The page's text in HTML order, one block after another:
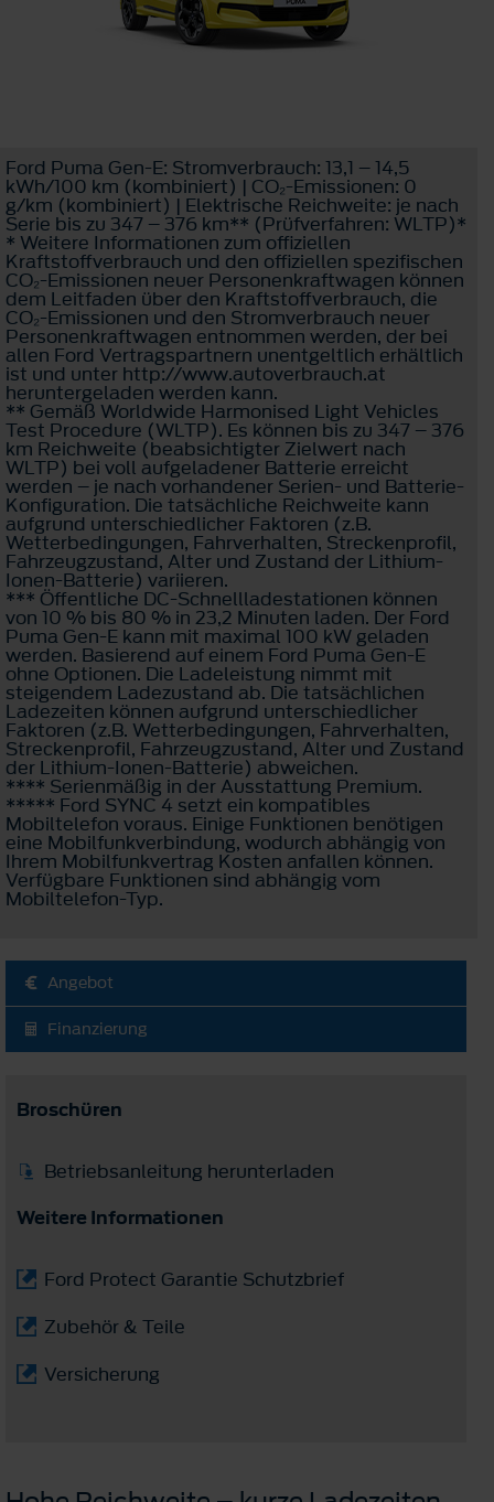
Ford Puma Gen-E: Stromverbrauch: 13,1 – 14,5
kWh/100 km (kombiniert) | CO₂-Emissionen: 0
g/km (kombiniert) | Elektrische Reichweite: je nach
Serie bis zu 347 – 376 km** (Prüfverfahren: WLTP)*
* Weitere Informationen zum offiziellen
Kraftstoffverbrauch und den offiziellen spezifischen
CO₂-Emissionen neuer Personenkraftwagen können
dem Leitfaden über den Kraftstoffverbrauch, die
CO₂-Emissionen und den Stromverbrauch neuer
Personenkraftwagen entnommen werden, der bei
allen Ford Vertragspartnern unentgeltlich erhältlich
ist und unter http://www.autoverbrauch.at
heruntergeladen werden kann.
** Gemäß Worldwide Harmonised Light Vehicles
Test Procedure (WLTP). Es können bis zu 347 – 376
km Reichweite (beabsichtigter Zielwert nach
WLTP) bei voll aufgeladener Batterie erreicht
werden – je nach vorhandener Serien- und Batterie-
Konfiguration. Die tatsächliche Reichweite kann
aufgrund unterschiedlicher Faktoren (z.B.
Wetterbedingungen, Fahrverhalten, Streckenprofil,
Fahrzeugzustand, Alter und Zustand der Lithium-
Ionen-Batterie) variieren.
*** Öffentliche DC-Schnellladestationen können
von 10 % bis 80 % in 23,2 Minuten laden. Der Ford
Puma Gen-E kann mit maximal 100 kW geladen
werden. Basierend auf einem Ford Puma Gen-E
ohne Optionen. Die Ladeleistung nimmt mit
steigendem Ladezustand ab. Die tatsächlichen
Ladezeiten können aufgrund unterschiedlicher
Faktoren (z.B. Wetterbedingungen, Fahrverhalten,
Streckenprofil, Fahrzeugzustand, Alter und Zustand
der Lithium-Ionen-Batterie) abweichen.
**** Serienmäßig in der Ausstattung Premium.
***** Ford SYNC 4 setzt ein kompatibles
Mobiltelefon voraus. Einige Funktionen benötigen
eine Mobilfunkverbindung, wodurch abhängig von
Ihrem Mobilfunkvertrag Kosten anfallen können.
Verfügbare Funktionen sind abhängig vom
Mobiltelefon-Typ.
Angebot
Finanzierung
Broschüren
Betriebsanleitung herunterladen
Weitere Informationen
Ford Protect Garantie Schutzbrief
Zubehör & Teile
Versicherung